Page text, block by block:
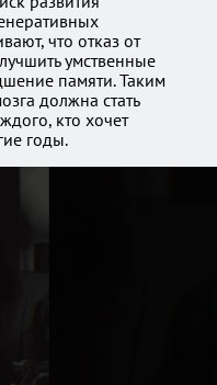
что отказ от
умственные
памяти. Таким
должна стать
кто хочет
годы.